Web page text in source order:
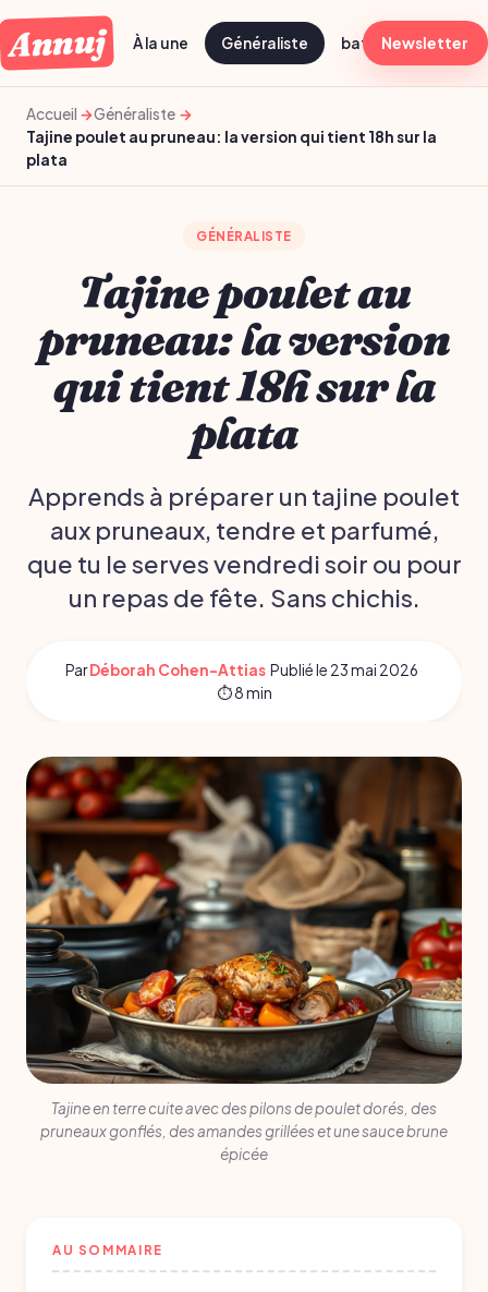
Annuj À la une Généraliste batch cooking
Newsletter
Accueil
Généraliste
Tajine poulet au pruneau: la version qui tient 18h sur la
plata
GÉNÉRALISTE
Tajine poulet au
pruneau: la version
qui tient 18h sur la
plata
Apprends à préparer un tajine poulet
aux pruneaux, tendre et parfumé,
que tu le serves vendredi soir ou pour
un repas de fête. Sans chichis.
ParDéborah Cohen-Attias·Publié le 23 mai 2026·
⏱ 8 min
Tajine en terre cuite avec des pilons de poulet dorés, des
pruneaux gonflés, des amandes grillées et une sauce brune
épicée
AU SOMMAIRE